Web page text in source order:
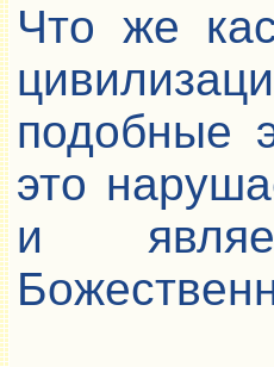
Что же
подобные
это
и